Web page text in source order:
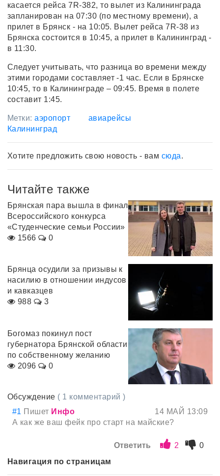
касается рейса 7R-382, то вылет из Калининграда
запланирован на 07:30 (по местному времени), а
прилет в Брянск - на 10:05. Вылет рейса 7R-38 из
Брянска состоится в 10:45, а прилет в Калининград -
в 11:30.
Следует учитывать, что разница во времени между
этими городами составляет -1 час. Если в Брянске
10:45, то в Калининграде – 09:45. Время в полете
составит 1:45.
Метки:аэропорт
авиарейсы
Калининград
Хотите предложить свою новость - вам сюда.
Читайте также
Брянская пара вышла в финал
Всероссийского конкурса
«Студенческие семьи России»
1566
0
Брянца осудили за призывы к
насилию в отношении индусов
и кавказцев
988
3
Богомаз покинул пост
губернатора Брянской области
по собственному желанию
2096
0
Обсуждение ( 1 комментарий )
#1 Пишет Инфo
14 МАЙ 13:09
А как же ваш фейк про старт на майские?
Ответить 2
0
Навигация по страницам